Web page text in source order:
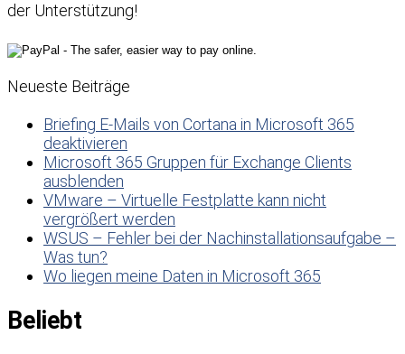
der Unterstützung!
Neueste Beiträge
Briefing E-Mails von Cortana in Microsoft 365
deaktivieren
Microsoft 365 Gruppen für Exchange Clients
ausblenden
VMware – Virtuelle Festplatte kann nicht
vergrößert werden
WSUS – Fehler bei der Nachinstallationsaufgabe –
Was tun?
Wo liegen meine Daten in Microsoft 365
Beliebt